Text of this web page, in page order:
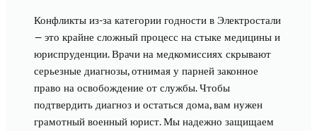
Конфликты из-за категории годности в Электростали
— это крайне сложный процесс на стыке медицины и
юриспруденции. Врачи на медкомиссиях скрывают
серьезные диагнозы, отнимая у парней законное
право на освобождение от службы. Чтобы
подтвердить диагноз и остаться дома, вам нужен
грамотный военный юрист. Мы надежно защищаем